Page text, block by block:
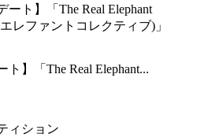
ト】「The Real Elephant...
ィション